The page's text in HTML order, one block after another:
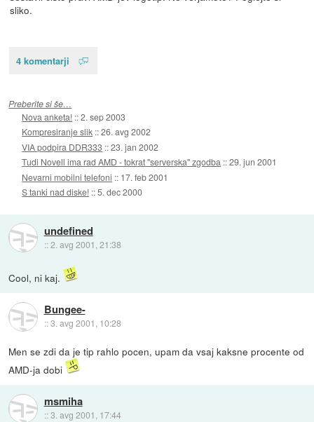
sliko.
4 komentarji
Preberite si še…
Nova anketa! ::2. sep 2003
Kompresiranje slik ::26. avg 2002
VIA podpira DDR333 ::23. jan 2002
Tudi Novell ima rad AMD - tokrat "serverska" zgodba ::29. jun 2001
Nevarni mobilni telefoni :: 17. feb 2001
S tanki nad diske! ::5. dec 2000
undefined
::2. avg 2001, 21:38
Cool, ni kaj.
Bungee-
::3. avg 2001, 10:28
Men se zdi da je tip rahlo pocen, upam da vsaj kaksne procente od
AMD-ja dobi
msmiha
::3. avg 2001, 17:44